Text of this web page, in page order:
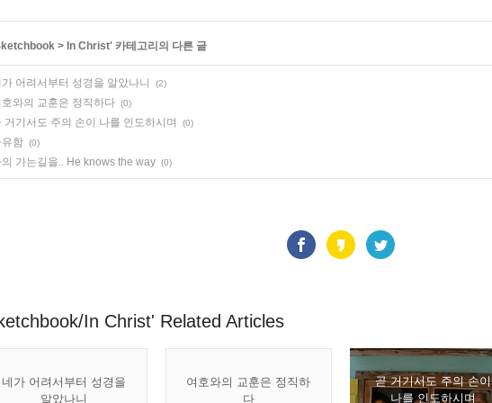
> In Christ' 카테고리의 다른 글
가 어려서부터 성경을 알았나니 (2)
호와의 교훈은 정직하다 (0)
거기서도 주의 손이 나를 인도하시며 (0)
유함 (0)
의 가는길을.. He knows the way (0)
In Christ' Related Articles
네가 어려서부터 성경을
알았나니
여호와의 교훈은 정직하
다
곧 거기서도 주의 손이
나를 인도하시며